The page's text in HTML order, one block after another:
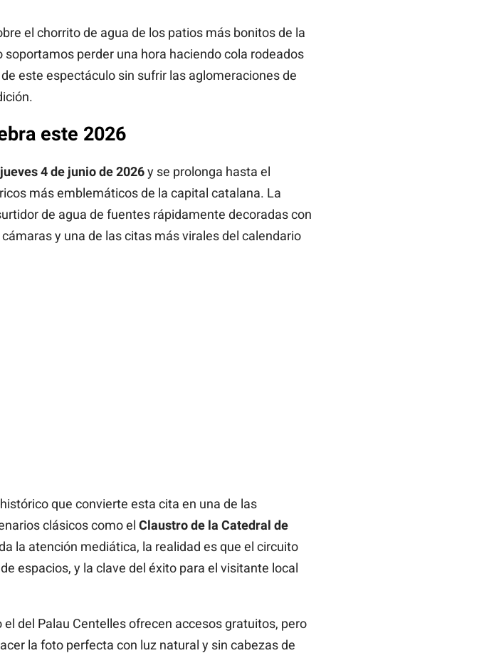
el chorrito de agua de los patios más bonitos de la
perder una hora haciendo cola rodeados
este espectáculo sin sufrir las aglomeraciones de
este 2026
jueves 4 de junio de 2026y se prolonga hasta el
más emblemáticos de la capital catalana. La
de agua de fuentes rápidamente decoradas con
y una de las citas más virales del calendario
que convierte esta cita en una de las
clásicos como el Claustro de la Catedral de
la atención mediática, la realidad es que el circuito
espacios, y la clave del éxito para el visitante local
del Palau Centelles ofrecen accesos gratuitos, pero
la foto perfecta con luz natural y sin cabezas de